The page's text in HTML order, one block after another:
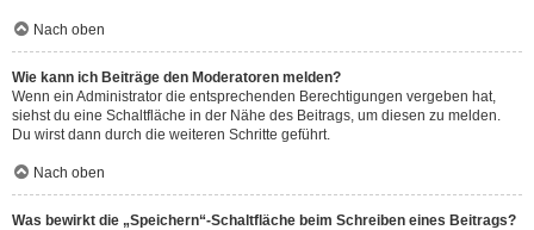
Nach oben
Wie kann ich Beiträge den Moderatoren melden?
Wenn ein Administrator die entsprechenden Berechtigungen vergeben hat,
siehst du eine Schaltfläche in der Nähe des Beitrags, um diesen zu melden.
Du wirst dann durch die weiteren Schritte geführt.
Nach oben
Was bewirkt die „Speichern“-Schaltfläche beim Schreiben eines Beitrags?